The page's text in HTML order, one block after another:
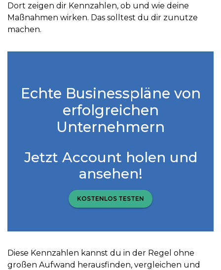
Dort zeigen dir Kennzahlen, ob und wie deine
Maßnahmen wirken. Das solltest du dir zunutze
machen.
Echte Businesspläne von
erfolgreichen
Unternehmern
Jetzt Account holen und
ansehen!
KOSTENLOS TESTEN
Diese Kennzahlen kannst du in der Regel ohne
großen Aufwand herausfinden, vergleichen und